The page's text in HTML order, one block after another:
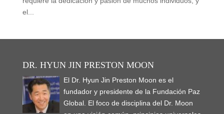
el...
DR. HYUN JIN PRESTON MOON
El Dr. Hyun Jin Preston Moon es el
fundador y presidente de la Fundación Paz
Global. El foco de disciplina del Dr. Moon